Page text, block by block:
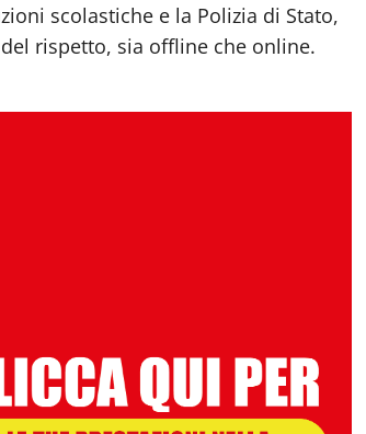
scolastiche e la Polizia di Stato,
rispetto, sia offline che online.